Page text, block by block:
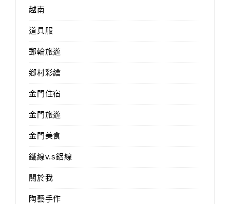
越南
道具服
郵輪旅遊
鄉村彩繪
金門住宿
金門旅遊
金門美食
鐵線v.s鋁線
關於我
陶藝手作